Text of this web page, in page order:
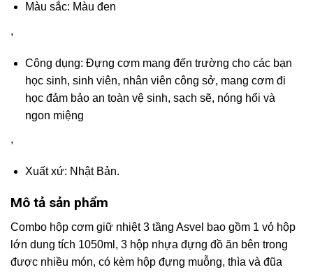
Màu sắc: Màu đen
,
Công dụng: Đựng cơm mang đến trường cho các bạn
học sinh, sinh viên, nhân viên công sở, mang cơm đi
học đảm bảo an toàn vệ sinh, sạch sẽ, nóng hổi và
ngon miệng
,
Xuất xứ: Nhật Bản.
Mô tả sản phẩm
Combo hộp cơm giữ nhiệt 3 tầng Asvel bao gồm 1 vỏ hộp
lớn dung tích 1050ml, 3 hộp nhựa đựng đồ ăn bên trong
được nhiều món, có kèm hộp đựng muỗng, thìa và đũa